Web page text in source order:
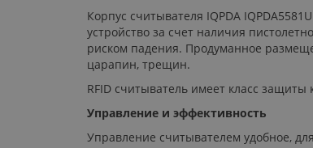
Корпус считывателя IQPDA
устройство за счет наличия
риском падения. Продуманное
царапин, трещин.
RFID считыватель имеет класс защиты
Управление и эффективность
Управление считывателем удобное,